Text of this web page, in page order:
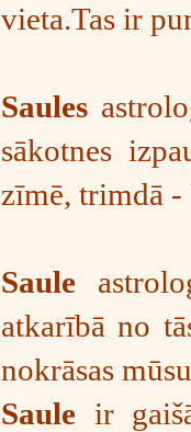
vieta.Tas ir
Saules
sākotnes
zīmē, trimdā
Saule
atkarībā no
nokrāsas
Saule ir